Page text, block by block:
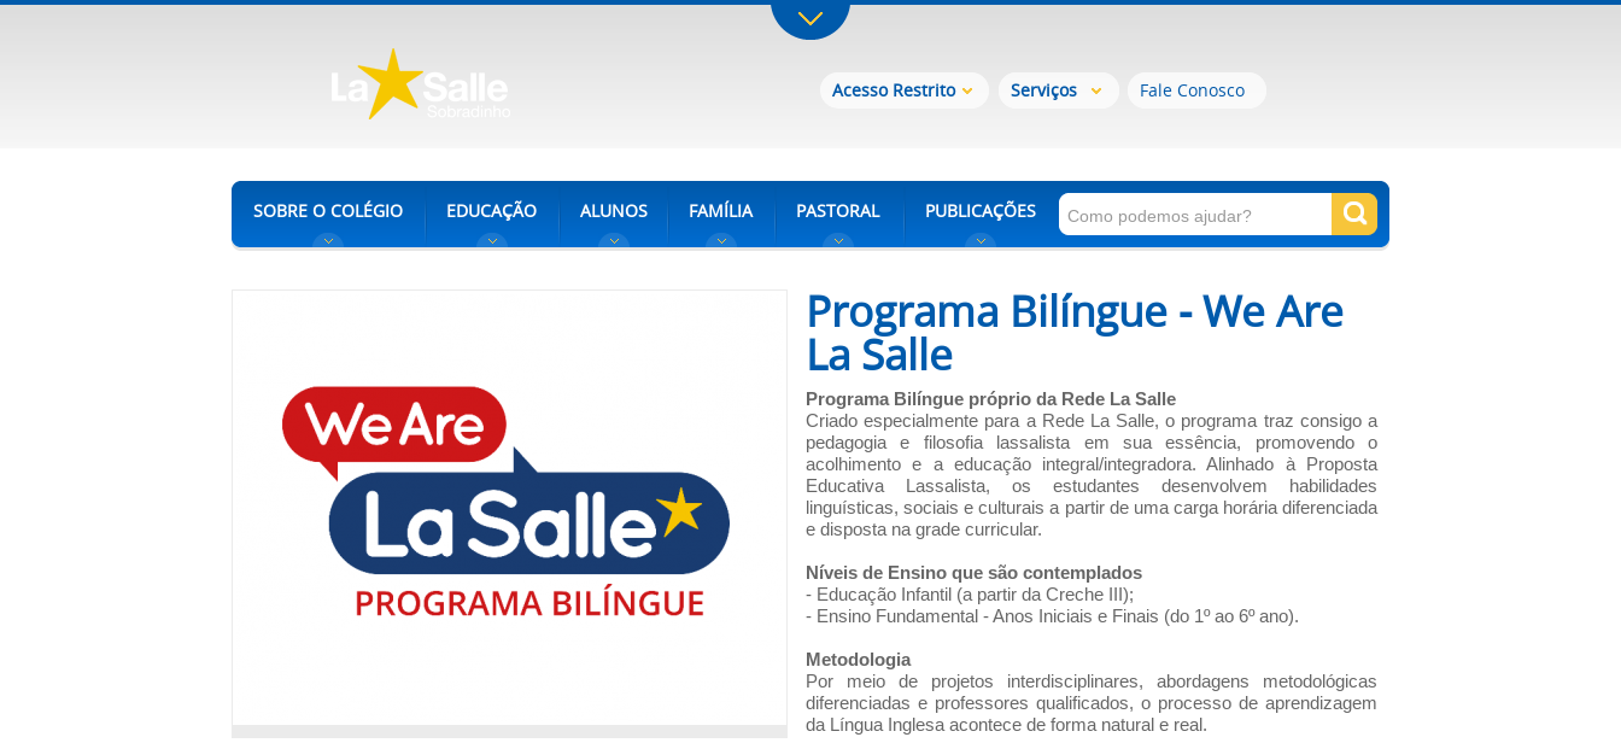
Acesso Restrito Serviços Fale Conosco
SOBRE O COLÉGIO EDUCAÇÃO ALUNOS FAMÍLIA PASTORAL PUBLICAÇÕES
Programa Bilíngue - We Are
La Salle
Programa Bilíngue próprio da Rede La Salle
Criado especialmente para a Rede La Salle, o programa traz consigo a
pedagogia e filosofia lassalista em sua essência, promovendo o
acolhimento e a educação integral/integradora. Alinhado à Proposta
Educativa Lassalista, os estudantes desenvolvem habilidades
linguísticas, sociais e culturais a partir de uma carga horária diferenciada
e disposta na grade curricular.
Níveis de Ensino que são contemplados
- Educação Infantil (a partir da Creche III);
- Ensino Fundamental - Anos Iniciais e Finais (do 1º ao 6º ano).
Metodologia
Por meio de projetos interdisciplinares, abordagens metodológicas
diferenciadas e professores qualificados, o processo de aprendizagem
da Língua Inglesa acontece de forma natural e real.